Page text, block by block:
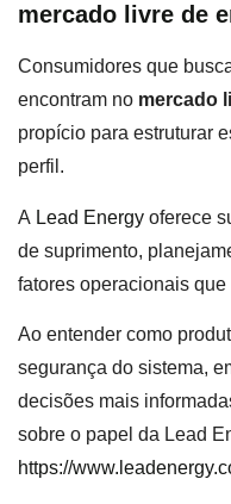
mercado livre de
Consumidores que
encontram no mercado
propício para estruturar
perfil.
A Lead Energy oferece
de suprimento,
fatores operacionais
Ao entender como
segurança do sistema,
decisões mais
sobre o papel da Lead
https://